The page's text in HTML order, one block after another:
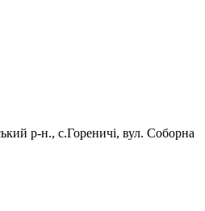
р-н., с.Гореничі, вул. Соборна